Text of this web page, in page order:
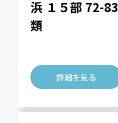
浜 １５部 72-83
類
詳細を見る